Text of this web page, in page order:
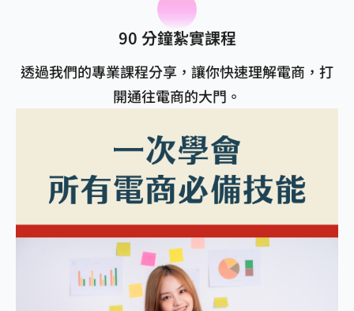
90 分鐘紮實課程
透過我們的專業課程分享，讓你快速理解電商，打
開通往電商的大門。